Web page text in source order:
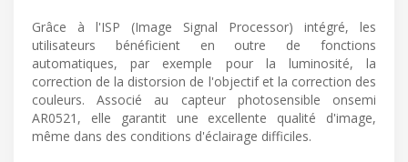
Grâce à l'ISP (Image Signal Processor) intégré, les
utilisateurs bénéficient en outre de fonctions
automatiques, par exemple pour la luminosité, la
correction de la distorsion de l'objectif et la correction des
couleurs. Associé au capteur photosensible onsemi
AR0521, elle garantit une excellente qualité d'image,
même dans des conditions d'éclairage difficiles.